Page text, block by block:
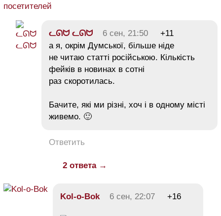
посетителей
ᓚᘏᗢ ᓚᘏᗢ 6 сен, 21:50
+11
а я, окрім Думської, більше ніде
не читаю статті російською. Кількість
фейків в новинах в сотні
раз скоротилась.
Бачите, які ми різні, хоч і в одному місті
живемо. 🙂
Ответить
2 ответа →
Kol-o-Bok 6 сен, 22:07 +16